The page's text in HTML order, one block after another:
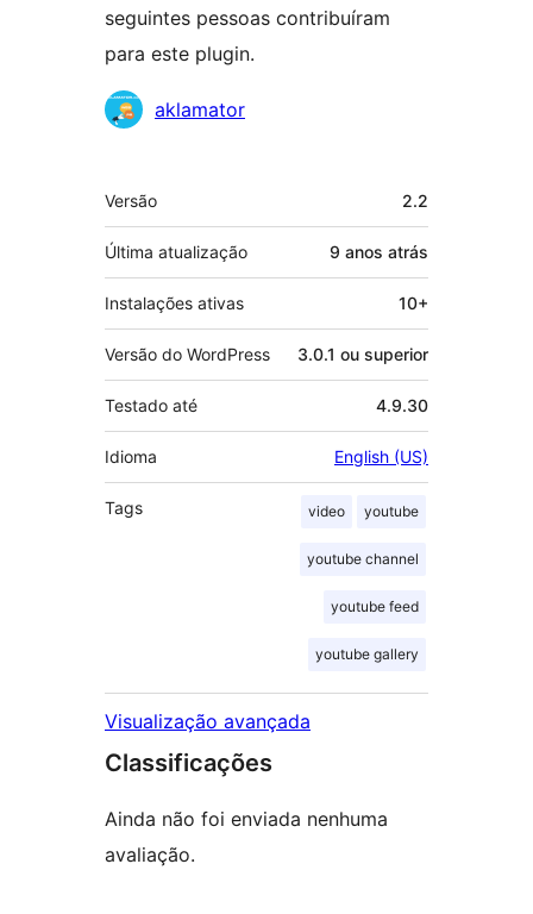
seguintes pessoas contribuíram
para este plugin.
Colaboradores
aklamator
Meta
Versão 2.2
Última atualização 9 anos atrás
Instalações ativas 10+
Versão do WordPress 3.0.1 ou superior
Testado até 4.9.30
Idioma English (US)
Tags video youtube
youtube channel
youtube feed
youtube gallery
Visualização avançada
Classificações
Ainda não foi enviada nenhuma
avaliação.